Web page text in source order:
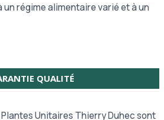
régime alimentaire varié et à un
QUALITÉ
Plantes Unitaires Thierry Duhec sont